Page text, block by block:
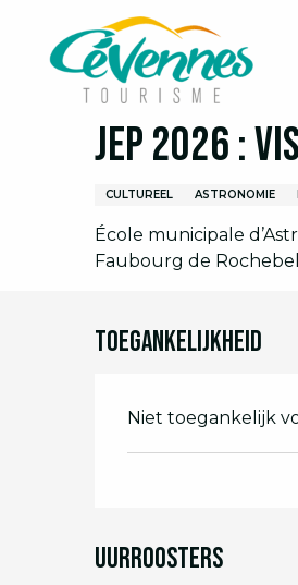
contenu
Home Ik ben ter plaatse
Zondag 20 september
JEP 2026 :
CULTUREEL ASTRONOMIE
École municipale
Faubourg de
Toegankelijkheid
Niet toegankelijk
Uurroosters